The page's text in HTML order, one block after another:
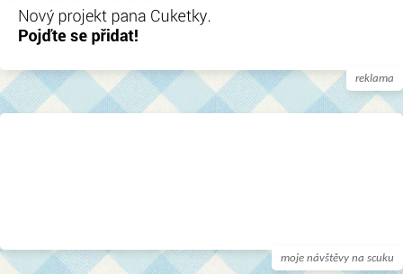
reklama
moje návštěvy na scuku